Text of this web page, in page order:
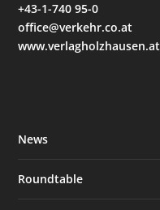
+43-1-740 95-0
office@verkehr.co.at
www.verlagholzhausen.at
News
Roundtable